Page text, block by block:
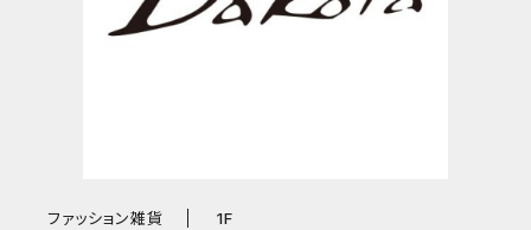
ファッション雑貨 1F